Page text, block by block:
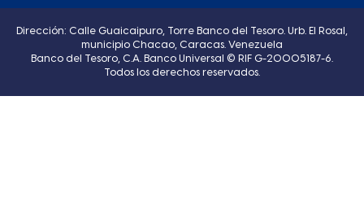
Dirección: Calle Guaicaipuro, Torre Banco del Tesoro. Urb. El Rosal,
municipio Chacao, Caracas. Venezuela
Banco del Tesoro, C.A. Banco Universal © RIF G-20005187-6.
Todos los derechos reservados.